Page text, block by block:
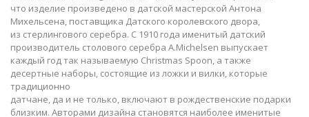
что изделие произведено в датской мастерской Антона
Михельсена, поставщика Датского королевского двора,
из стерлингового серебра. С 1910 года именитый датский
производитель столового серебра A.Michelsen выпускает
каждый год так называемую Christmas Spoon, а также
десертные наборы, состоящие из ложки и вилки, которые
традиционно
датчане, да и не только, включают в рождественские подарки
близким. Авторами дизайна становятся наиболее именитые